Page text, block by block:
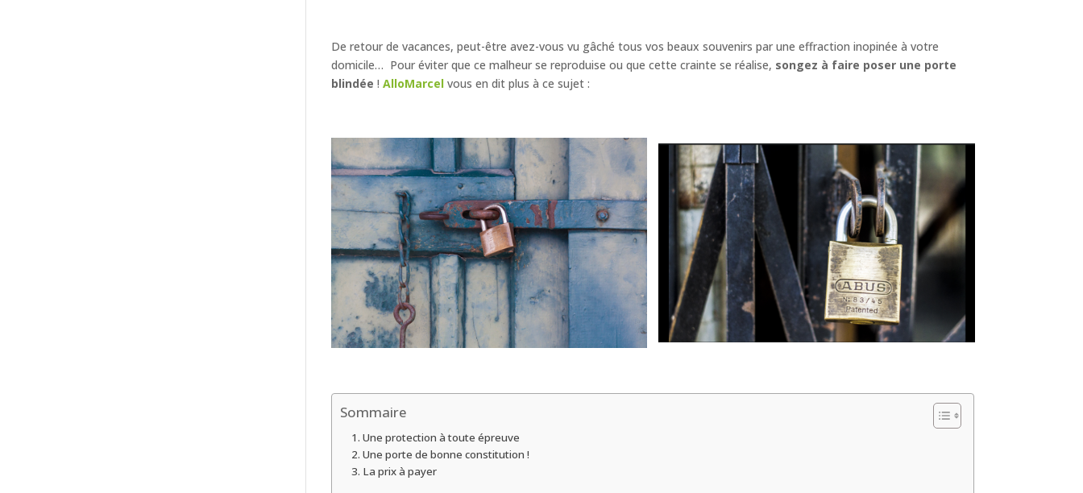
De retour de vacances, peut-être avez-vous vu gâché tous vos beaux souvenirs par une effraction inopinée à votre
domicile… Pour éviter que ce malheur se reproduise ou que cette crainte se réalise, songez à faire poser une porte
blindée !AlloMarcel vous en dit plus à ce sujet :
Sommaire
Une protection à toute épreuve
Une porte de bonne constitution !
La prix à payer